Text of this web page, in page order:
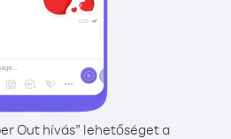
Out hívás” lehetőséget a